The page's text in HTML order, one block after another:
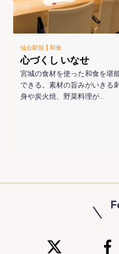
仙台駅前 |和食
心づくし いなせ
宮城の食材を使った和食を堪
できる。素材の旨みがいきる
身や炭火焼、野菜料理が…